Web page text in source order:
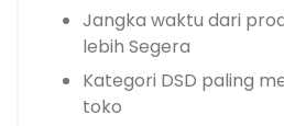
Jangka waktu dari
lebih Segera
Kategori DSD paling
toko